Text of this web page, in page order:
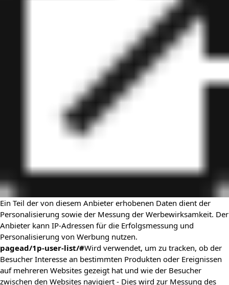
Ein Teil der von diesem Anbieter erhobenen Daten dient der
Personalisierung sowie der Messung der Werbewirksamkeit. Der
Anbieter kann IP-Adressen für die Erfolgsmessung und
Personalisierung von Werbung nutzen.
pagead/1p-user-list/#Wird verwendet, um zu tracken, ob der
Besucher Interesse an bestimmten Produkten oder Ereignissen
auf mehreren Websites gezeigt hat und wie der Besucher
zwischen den Websites navigiert - Dies wird zur Messung des